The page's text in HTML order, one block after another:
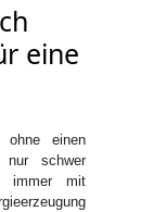
eine
ohne einen
nur schwer
immer mit